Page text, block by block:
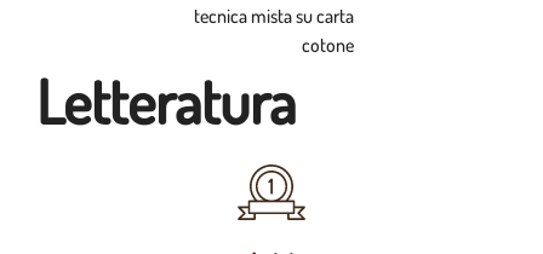
tecnica mista su carta
cotone
Letteratura